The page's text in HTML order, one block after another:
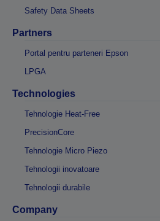
Safety Data Sheets
Partners
Portal pentru parteneri Epson
LPGA
Technologies
Tehnologie Heat-Free
PrecisionCore
Tehnologie Micro Piezo
Tehnologii inovatoare
Tehnologii durabile
Company